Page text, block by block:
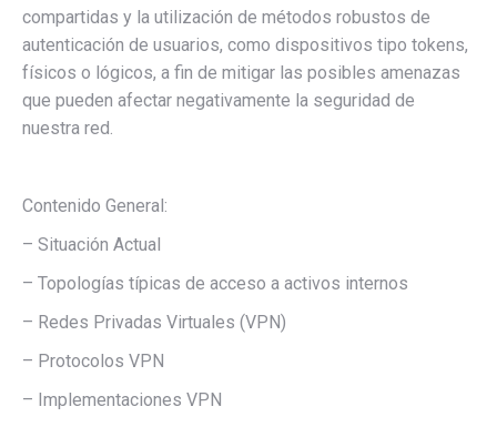
compartidas y la utilización de métodos robustos de
autenticación de usuarios, como dispositivos tipo tokens,
físicos o lógicos, a fin de mitigar las posibles amenazas
que pueden afectar negativamente la seguridad de
nuestra red.
Contenido General:
– Situación Actual
– Topologías típicas de acceso a activos internos
– Redes Privadas Virtuales (VPN)
– Protocolos VPN
– Implementaciones VPN